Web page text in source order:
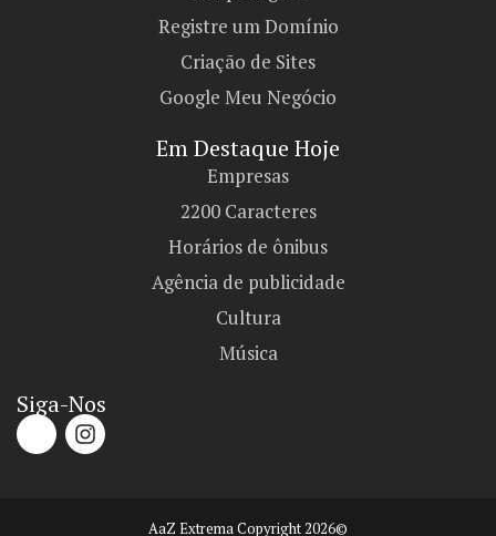
Registre um Domínio
Criação de Sites
Google Meu Negócio
Em Destaque Hoje
Empresas
2200 Caracteres
Horários de ônibus
Agência de publicidade
Cultura
Música
Siga-Nos
AaZ Extrema Copyright 2026©